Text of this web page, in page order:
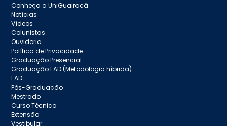
Conheça a UniGuairacá
Notícias
Vídeos
Colunistas
Ouvidoria
Política de Privacidade
Graduação Presencial
Graduação EAD (Metodologia híbrida)
EAD
Pós-Graduação
Mestrado
Curso Técnico
Extensão
Vestibular